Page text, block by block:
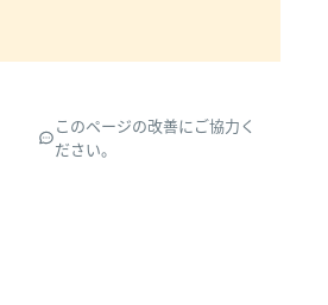
このページの改善にご協力く
ださい。